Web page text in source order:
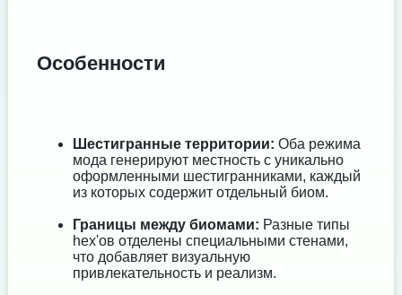
Особенности
Шестигранные территории: Оба режима
мода генерируют местность с уникально
оформленными шестигранниками, каждый
из которых содержит отдельный биом.
Границы между биомами: Разные типы
hex'ов отделены специальными стенами,
что добавляет визуальную
привлекательность и реализм.